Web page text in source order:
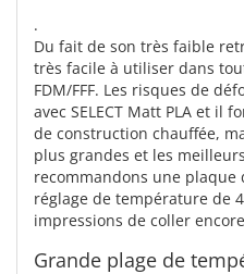
.
Du fait de son très faible
très facile à utiliser dans
FDM/FFF. Les risques de
avec SELECT Matt PLA et il
de construction chauffée,
plus grandes et les
recommandons une plaque
réglage de température de
impressions de coller
Grande plage de